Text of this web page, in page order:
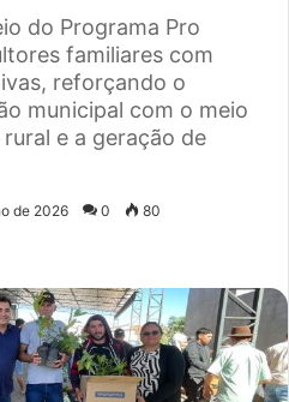
do Programa Pro
familiares com
reforçando o
municipal com o meio
e a geração de
de 2026 0 80